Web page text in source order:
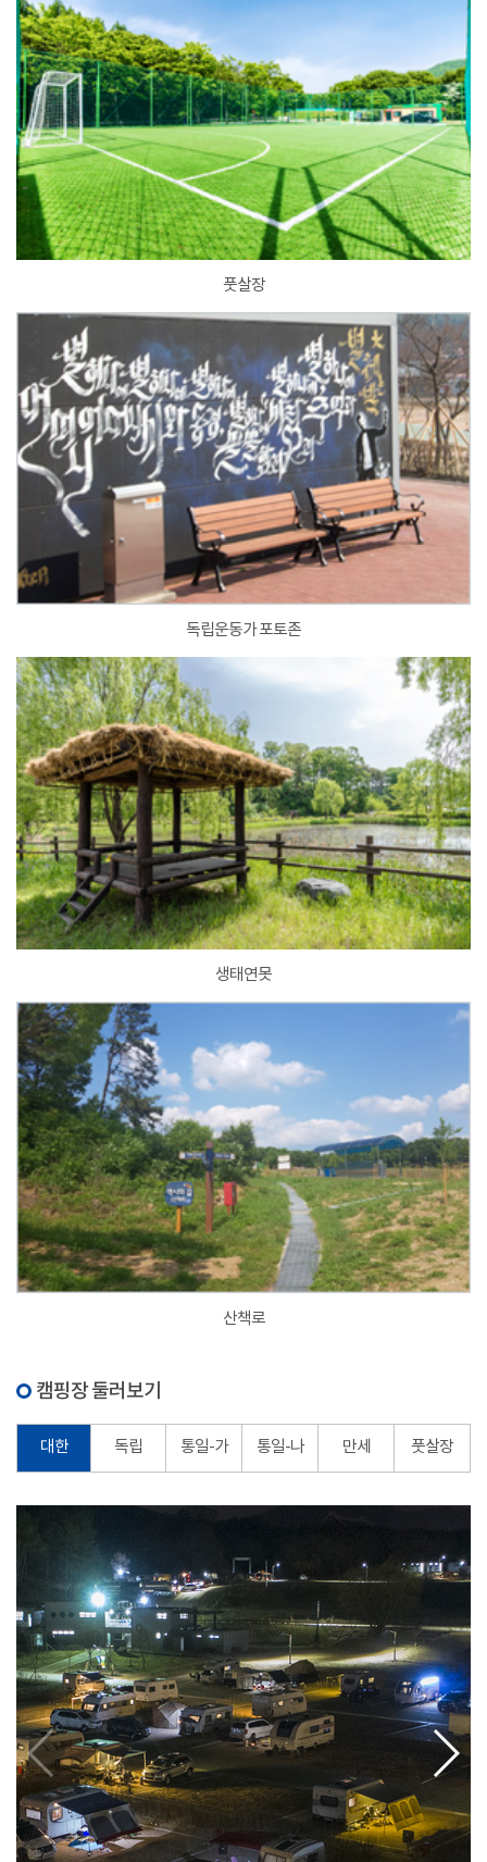
풋살장
독립운동가 포토존
생태연못
산책로
캠핑장 둘러보기
대한 독립 통일-가 통일-나 만세 풋살장